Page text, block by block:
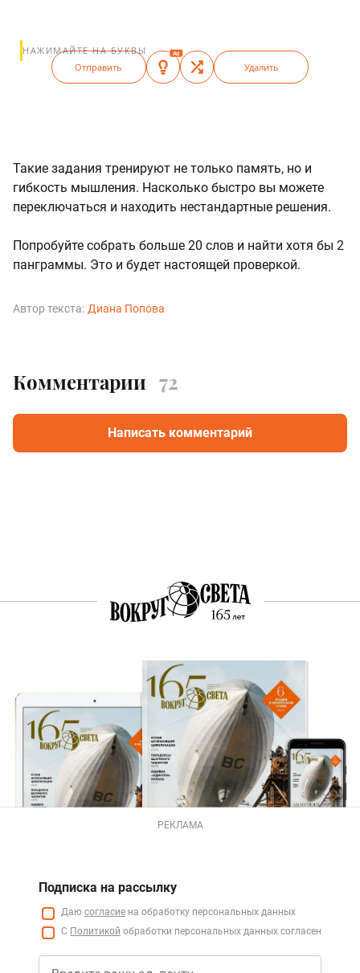
НАЖИМАЙТЕ НА БУКВЫ
Отправить
Ad
Удалить
Такие задания тренируют не только память, но и
гибкость мышления. Насколько быстро вы можете
переключаться и находить нестандартные решения.
Попробуйте собрать больше 20 слов и найти хотя бы 2
панграммы. Это и будет настоящей проверкой.
Автор текста: Диана Попова
Комментарии 72
Написать комментарий
РЕКЛАМА
Подписка на рассылку
Даю согласие на обработку персональных данных
С Политикой обработки персональных данных согласен